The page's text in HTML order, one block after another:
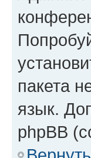
пакета
язык.
phpBB